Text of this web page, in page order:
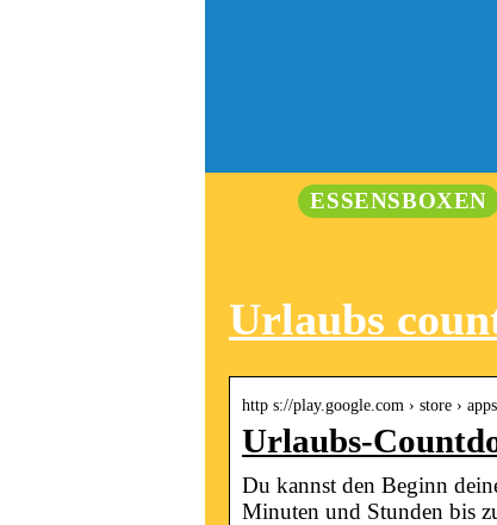
ESSENSBOXEN
Urlaubs
http s://play.google.com › store ›
Urlaubs-
Du kannst den Beginn
Minuten und Stunden bis